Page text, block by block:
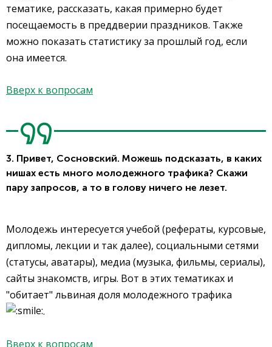
тематике, рассказать, какая примерно будет
посещаемость в преддверии праздников. Также
можно показать статистику за прошлый год, если
она имеется.
Вверх к вопросам
3. Привет, Сосновский. Можешь подсказать, в каких
нишах есть много молодежного трафика? Скажи
пару запросов, а то в голову ничего не лезет.
Молодежь интересуется учебой (рефераты, курсовые,
дипломы, лекции и так далее), социальными сетями
(статусы, аватары), медиа (музыка, фильмы, сериалы),
сайты знакомств, игры. Вот в этих тематиках и
"обитает" львиная доля молодежного трафика
.
Вверх к вопросам